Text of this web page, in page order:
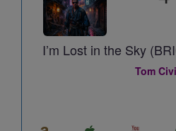
I’m Lost in the Sky
Tom